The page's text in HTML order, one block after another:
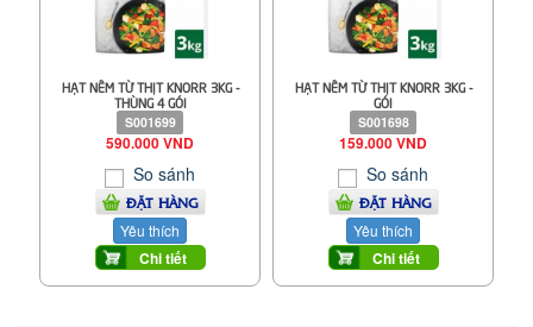
HẠT NÊM TỪ THỊT KNORR 3KG -
THÙNG 4 GÓI
S001699
590.000 VND
So sánh
ĐẶT HÀNG
Yêu thích
Chi tiết
HẠT NÊM TỪ THỊT KNORR 3KG -
GÓI
S001698
159.000 VND
So sánh
ĐẶT HÀNG
Yêu thích
Chi tiết